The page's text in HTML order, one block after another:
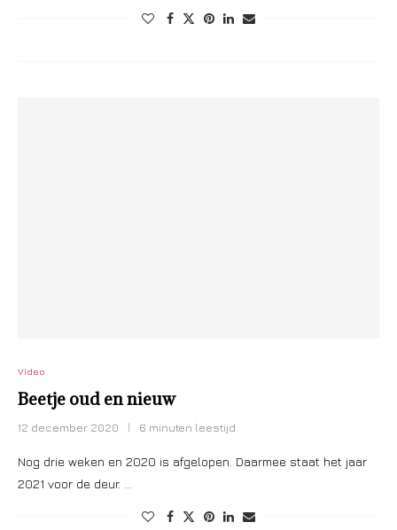
Video
Beetje oud en nieuw
12 december 2020 6 minuten leestijd
Nog drie weken en 2020 is afgelopen. Daarmee staat het jaar
2021 voor de deur. …